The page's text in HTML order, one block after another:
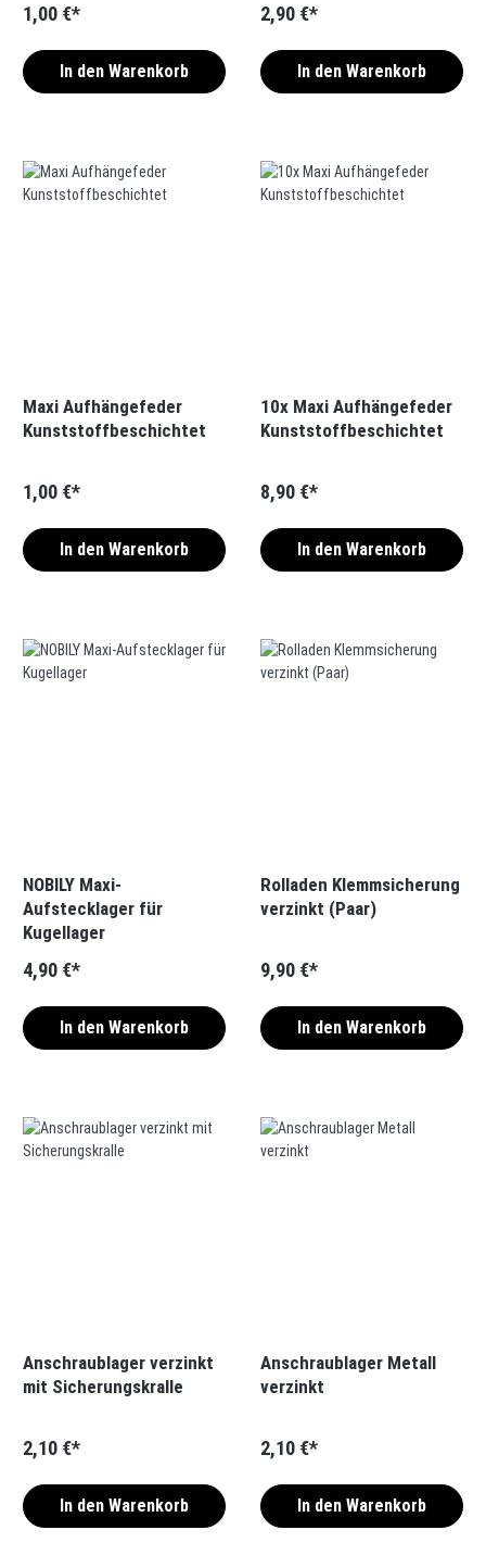
1,00 €*
In den Warenkorb
2,90 €*
In den Warenkorb
Maxi Aufhängefeder
Kunststoffbeschichtet
1,00 €*
In den Warenkorb
10x Maxi Aufhängefeder
Kunststoffbeschichtet
8,90 €*
In den Warenkorb
NOBILY Maxi-
Aufstecklager für
Kugellager
4,90 €*
In den Warenkorb
Rolladen Klemmsicherung
verzinkt (Paar)
9,90 €*
In den Warenkorb
Anschraublager verzinkt
mit Sicherungskralle
2,10 €*
In den Warenkorb
Anschraublager Metall
verzinkt
2,10 €*
In den Warenkorb